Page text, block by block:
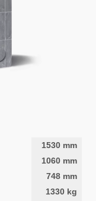
1530 mm
1060 mm
748 mm
1330 kg